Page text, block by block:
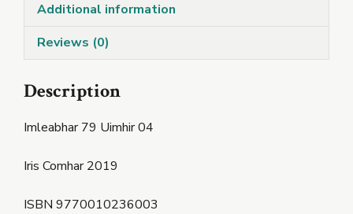
Additional information
Reviews (0)
Description
Imleabhar 79 Uimhir 04
Iris Comhar 2019
ISBN 9770010236003